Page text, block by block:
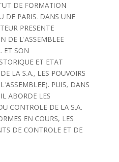
DE FORMATION
DE PARIS. DANS UNE
PRESENTE
DE L'ASSEMBLEE
ET SON
ET ETAT
LA S.A., LES POUVOIRS
PUIS, DANS
ABORDE LES
CONTROLE DE LA S.A.
EN COURS, LES
DE CONTROLE ET DE